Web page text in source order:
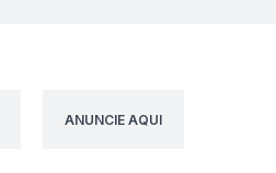
ANUNCIE AQUI